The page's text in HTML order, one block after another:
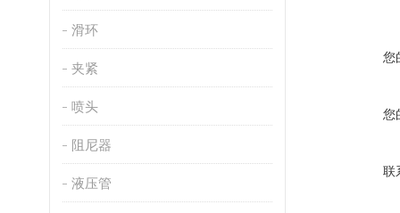
滑环
夹紧
喷头
阻尼器
液压管
您
您
联